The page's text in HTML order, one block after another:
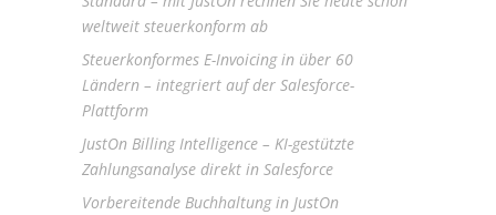
weltweit steuerkonform ab
Steuerkonformes E-Invoicing in über 60
Ländern – integriert auf der Salesforce-
Plattform
JustOn Billing Intelligence – KI-gestützte
Zahlungsanalyse direkt in Salesforce
Vorbereitende Buchhaltung in JustOn